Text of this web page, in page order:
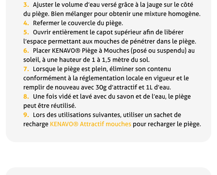
Ajuster le volume d’eau versé grâce à la jauge sur le côté
du piège. Bien mélanger pour obtenir une mixture homogène.
Refermer le couvercle du piège.
Ouvrir entièrement le capot supérieur afin de libérer
l’espace permettant aux mouches de pénétrer dans le piège.
Placer KENAVO® Piège à Mouches (posé ou suspendu) au
soleil, à une hauteur de 1 à 1,5 mètre du sol.
Lorsque le piège est plein, éliminer son contenu
conformément à la réglementation locale en vigueur et le
remplir de nouveau avec 30g d’attractif et 1L d’eau.
Une fois vidé et lavé avec du savon et de l’eau, le piège
peut être réutilisé.
Lors des utilisations suivantes, utiliser un sachet de
recharge KENAVO® Attractif mouches pour recharger le piège.